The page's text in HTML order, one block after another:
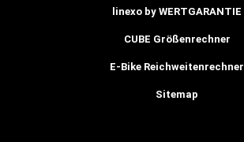
linexo by WERTGARANTIE
CUBE Größenrechner
E-Bike Reichweitenrechner
Sitemap